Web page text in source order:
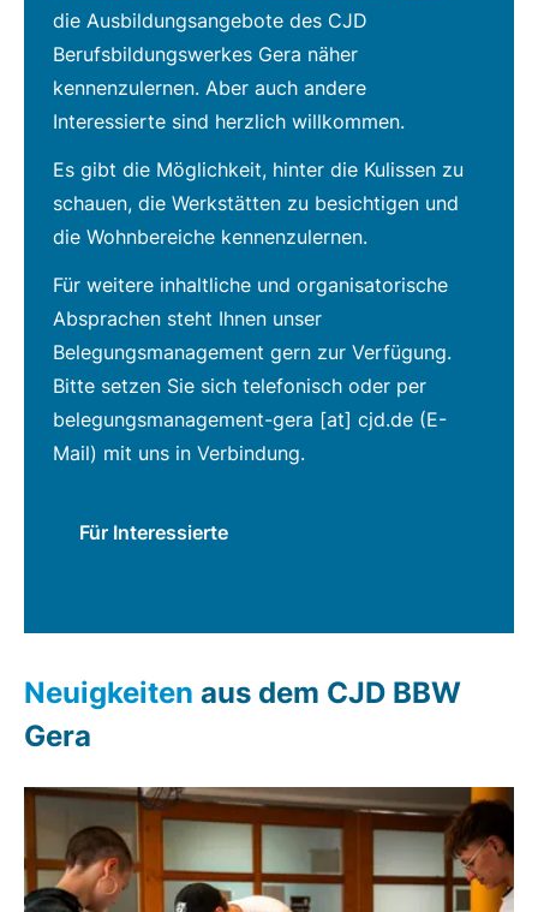
die Ausbildungsangebote des CJD
Berufsbildungswerkes Gera näher
kennenzulernen. Aber auch andere
Interessierte sind herzlich willkommen.
Es gibt die Möglichkeit, hinter die Kulissen zu
schauen, die Werkstätten zu besichtigen und
die Wohnbereiche kennenzulernen.
Für weitere inhaltliche und organisatorische
Absprachen steht Ihnen unser
Belegungsmanagement gern zur Verfügung.
Bitte setzen Sie sich telefonisch oder per
belegungsmanagement-gera [at] cjd.de (E-
Mail) mit uns in Verbindung.
Für Interessierte
Neuigkeiten aus dem CJD BBW
Gera